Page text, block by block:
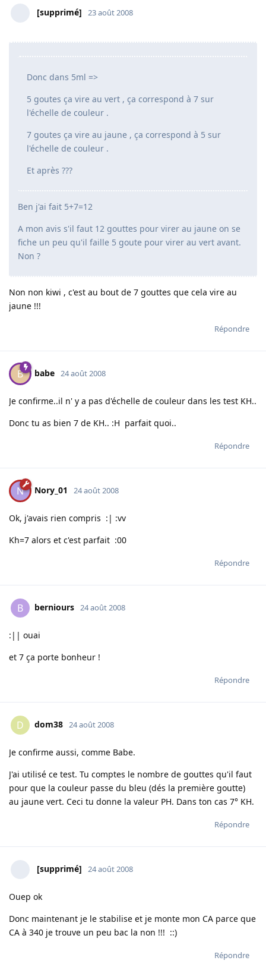
[supprimé] 23 août 2008
Donc dans 5ml =>
5 goutes ça vire au vert , ça correspond à 7 sur
l'échelle de couleur .
7 goutes ça vire au jaune , ça correspond à 5 sur
l'échelle de couleur .
Et après ???
Ben j'ai fait 5+7=12
A mon avis s'il faut 12 gouttes pour virer au jaune on se
fiche un peu qu'il faille 5 goute pour virer au vert avant.
Non ?
Non non kiwi , c'est au bout de 7 gouttes que cela vire au
jaune !!!
Répondre
B babe 24 août 2008
Je confirme..il n' y a pas d'échelle de couleur dans les test KH..
Donc tu as bien 7 de KH.. :H parfait quoi..
Répondre
N Nory_01 24 août 2008
Ok, j'avais rien compris :| :vv
Kh=7 alors et c'est parfait :00
Répondre
B berniours 24 août 2008
:|| ouai
et 7 ça porte bonheur !
Répondre
D dom38 24 août 2008
Je confirme aussi, comme Babe.
J'ai utilisé ce test. Tu comptes le nombre de gouttes qu'il faut
pour que la couleur passe du bleu (dés la première goutte)
au jaune vert. Ceci tu donne la valeur PH. Dans ton cas 7° KH.
Répondre
[supprimé] 24 août 2008
Ouep ok
Donc maintenant je le stabilise et je monte mon CA parce que
CA à 340 je trouve un peu bac la non !!! ::)
Répondre